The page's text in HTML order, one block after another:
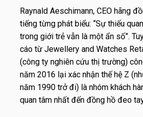
Raynald Aeschimann, CEO hãng
tiếng từng phát biểu: “Sự thiếu
trong giới trẻ vẫn là một ẩn số”.
cáo từ Jewellery and Watches
(công ty nghiên cứu thị trường)
năm 2016 lại xác nhận thế hệ Z
năm 1990 trở đi) là nhóm khách
quan tâm nhất đến đồng hồ đeo